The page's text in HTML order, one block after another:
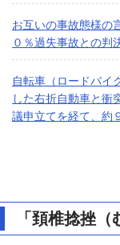
お互いの事故態様の
０％過失事故との判
自転車（ロードバイ
した右折自動車と衝
議申立てを経て、約
「頚椎捻挫